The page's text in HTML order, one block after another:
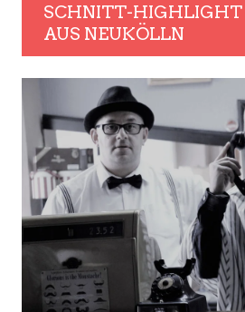
SCHNITT-HIGHLIGHT
AUS NEUKÖLLN